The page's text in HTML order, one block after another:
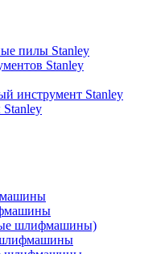
пилы Stanley
Stanley
инструмент Stanley
машины
шлифмашины)